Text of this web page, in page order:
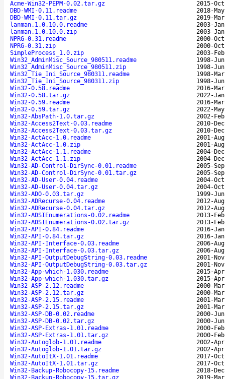
Acme-Win32-PEPM-0.02.tar.gz
2015-
DBD-WMI-0.11.readme
2018-
DBD-WMI-0.11.tar.gz
2019-
lanman.1.0.10.0.readme
2003-
lanman.1.0.10.0.zip
2003-
NPRG-0.31.readme
2000-
NPRG-0.31.zip
2000-
SimpleProcess_1.0.zip
2003-
Win32_AdminMisc_Source_980511.readme
1998-
Win32_AdminMisc_Source_980511.zip
1998-
Win32_Tie_Ini_Source_980311.readme
1998-
Win32_Tie_Ini_Source_980311.zip
1998-
Win32-0.58.readme
2016-
Win32-0.58.tar.gz
2022-
Win32-0.59.readme
2016-
Win32-0.59.tar.gz
2022-
Win32-AbsPath-1.0.tar.gz
2002-
Win32-Access2Text-0.03.readme
2010-
Win32-Access2Text-0.03.tar.gz
2010-
Win32-ActAcc-1.0.readme
2001-
Win32-ActAcc-1.0.zip
2001-
Win32-ActAcc-1.1.readme
2004-
Win32-ActAcc-1.1.zip
2004-
Win32-AD-Control-DirSync-0.01.readme
2005-
Win32-AD-Control-DirSync-0.01.tar.gz
2005-
Win32-AD-User-0.04.readme
2004-
Win32-AD-User-0.04.tar.gz
2004-
Win32-ADO-0.03.tar.gz
1999-
Win32-ADRecurse-0.04.readme
2012-
Win32-ADRecurse-0.04.tar.gz
2012-
Win32-ADSIEnumerations-0.02.readme
2013-
Win32-ADSIEnumerations-0.02.tar.gz
2013-
Win32-API-0.84.readme
2016-
Win32-API-0.84.tar.gz
2016-
Win32-API-Interface-0.03.readme
2006-
Win32-API-Interface-0.03.tar.gz
2006-
Win32-API-OutputDebugString-0.03.readme
2001-
Win32-API-OutputDebugString-0.03.tar.gz
2001-
Win32-App-which-1.030.readme
2015-
Win32-App-which-1.030.tar.gz
2015-
Win32-ASP-2.12.readme
2000-
Win32-ASP-2.12.tar.gz
2000-
Win32-ASP-2.15.readme
2001-
Win32-ASP-2.15.tar.gz
2001-
Win32-ASP-DB-0.02.readme
2000-
Win32-ASP-DB-0.02.tar.gz
2000-
Win32-ASP-Extras-1.01.readme
2000-
Win32-ASP-Extras-1.01.tar.gz
2000-
Win32-Autoglob-1.01.readme
2002-
Win32-Autoglob-1.01.tar.gz
2002-
Win32-AutoItX-1.01.readme
2017-
Win32-AutoItX-1.01.tar.gz
2017-
Win32-Backup-Robocopy-15.readme
2018-
Win32-Backup-Robocopy-15.tar.gz
2019-